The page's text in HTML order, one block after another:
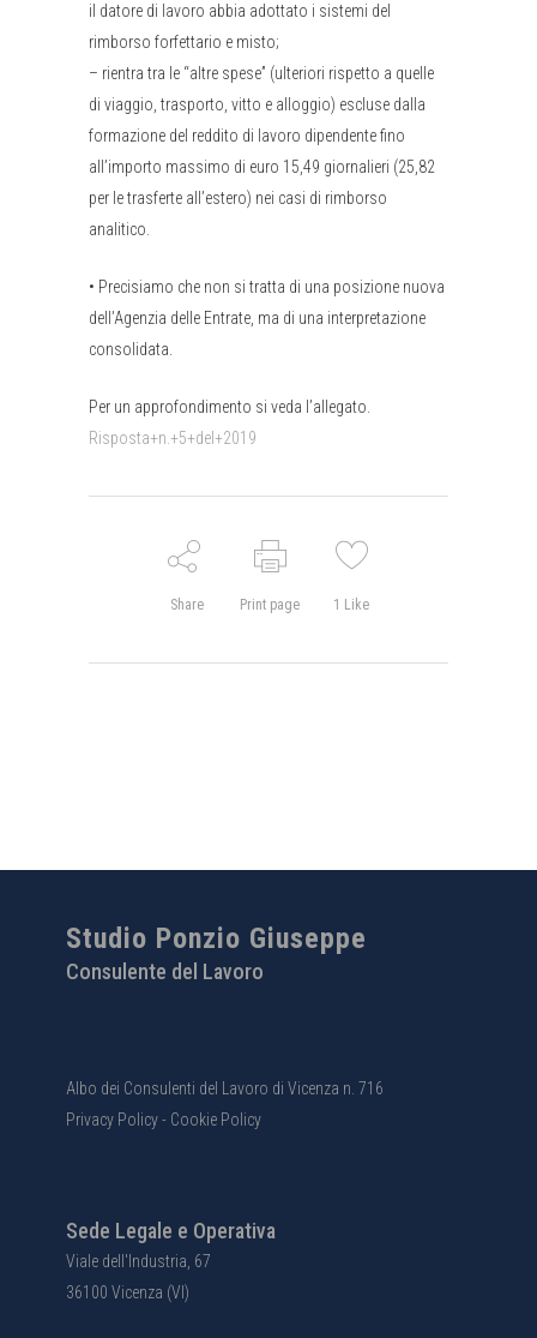
il datore di lavoro abbia adottato i sistemi del
rimborso forfettario e misto;
– rientra tra le “altre spese” (ulteriori rispetto a quelle
di viaggio, trasporto, vitto e alloggio) escluse dalla
formazione del reddito di lavoro dipendente fino
all’importo massimo di euro 15,49 giornalieri (25,82
per le trasferte all’estero) nei casi di rimborso
analitico.
• Precisiamo che non si tratta di una posizione nuova
dell’Agenzia delle Entrate, ma di una interpretazione
consolidata.
Per un approfondimento si veda l’allegato.
Risposta+n.+5+del+2019
Share Print page 1 Like
Studio Ponzio Giuseppe
Consulente del Lavoro
Albo dei Consulenti del Lavoro di Vicenza n. 716
Privacy Policy- Cookie Policy
Sede Legale e Operativa
Viale dell'Industria, 67
36100 Vicenza (VI)